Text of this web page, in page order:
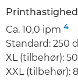
Ca. 10,0 ipm 4
Standard: 250
XL (tilbehør):
XXL (tilbehør):